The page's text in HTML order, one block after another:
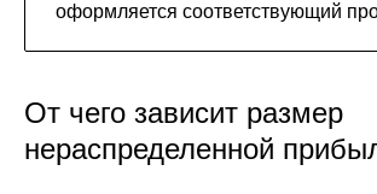
оформляется соответствующий
От чего зависит размер
нераспределенной